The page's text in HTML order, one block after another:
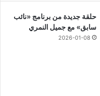
حلقة جديدة من برنامج «نائب
سابق» مع جميل النمري
2026-01-08